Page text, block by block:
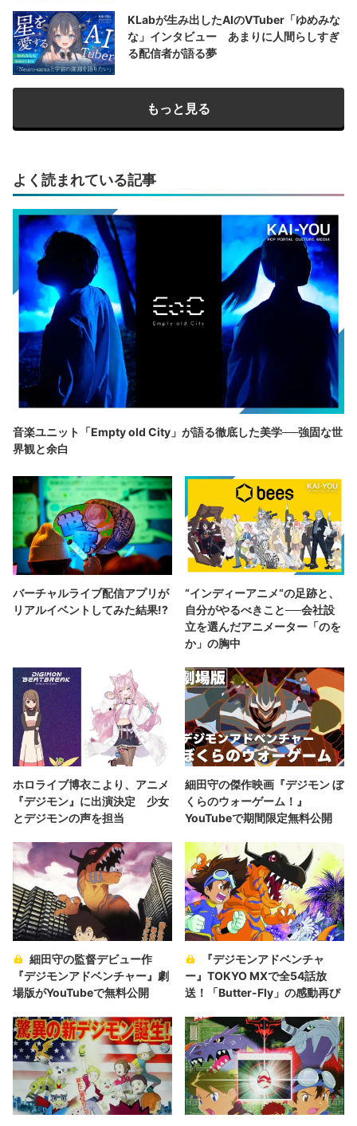
KLabが生み出したAIのVTuber「ゆめみな
な」インタビュー あまりに人間らしすぎ
る配信者が語る夢
もっと見る
よく読まれている記事
音楽ユニット「Empty old City」が語る徹底した美学──強固な世
界観と余白
バーチャルライブ配信アプリが
リアルイベントしてみた結果!?
“インディーアニメ“の足跡と、
自分がやるべきこと──会社設
立を選んだアニメーター「のを
か」の胸中
ホロライブ博衣こより、アニメ
『デジモン』に出演決定 少女
とデジモンの声を担当
細田守の傑作映画『デジモン ぼ
くらのウォーゲーム！』
YouTubeで期間限定無料公開
細田守の監督デビュー作
『デジモンアドベンチャー』劇
場版がYouTubeで無料公開
『デジモンアドベンチャ
ー』TOKYO MXで全54話放
送！「Butter-Fly」の感動再び